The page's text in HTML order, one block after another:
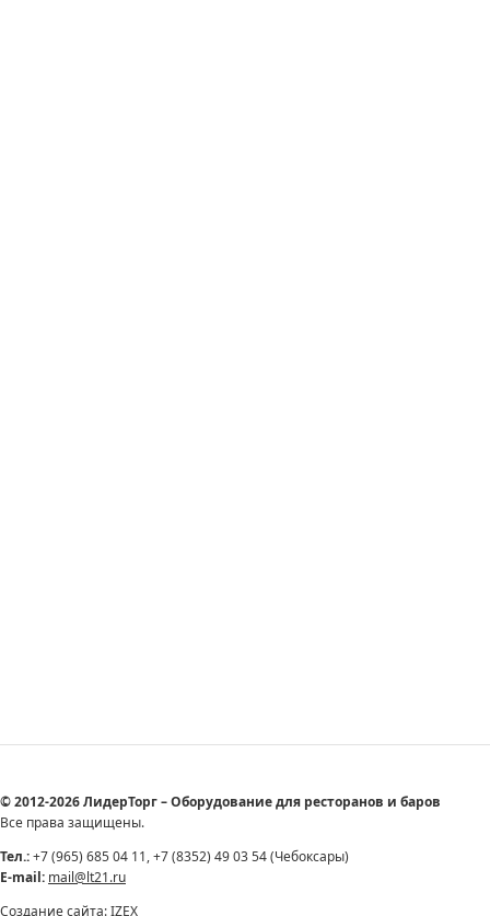
© 2012-2026 ЛидерТорг – Оборудование для ресторанов и баров
Все права защищены.
Тел.:+7 (965) 685 04 11, +7 (8352) 49 03 54 (Чебоксары)
E-mail: mail@lt21.ru
Создание сайта:IZEX